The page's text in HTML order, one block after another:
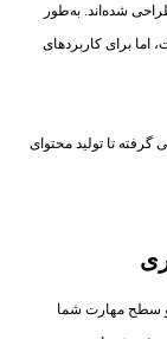
شده‌اند. به‌طور
اما برای کاربردهای
تا تولید محتوای
و سطح مهارت شما